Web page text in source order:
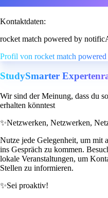
Kontaktdaten:
rocket match powered by
Profil von rocket match
StudySmarter
Wir sind der Meinung, dass du
erhalten könntest
✨Netzwerken, Netzwerken,
Nutze jede Gelegenheit, um mit
ins Gespräch zu kommen.
lokale Veranstaltungen, um
Stellen zu informieren.
✨Sei proaktiv!